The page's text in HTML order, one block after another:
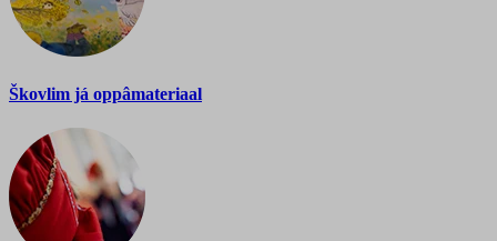
Škovlim já oppâmateriaal